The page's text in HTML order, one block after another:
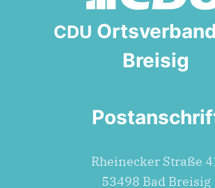
CDU
Breisig
Rhein­ecker Stra­ße
53498 Bad Breisig